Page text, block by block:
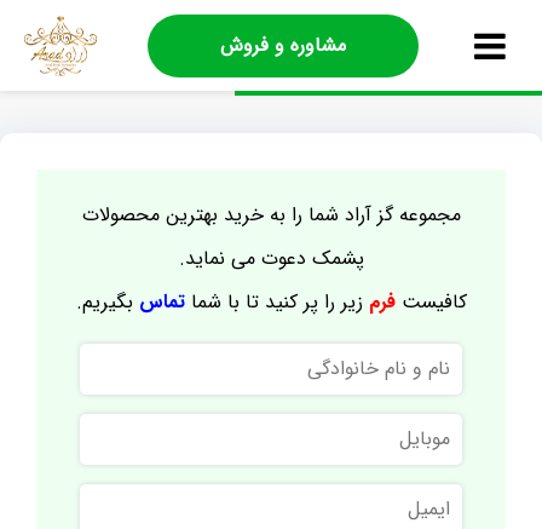
مشاوره و فروش
مجموعه گز آراد شما را به خرید بهترین محصولات
پشمک دعوت می نماید.
کافیستفرم زیر را پر کنید تا با شماتماس بگیریم.
نام
و
نام
خانوادگی
موبایل
ایمیل